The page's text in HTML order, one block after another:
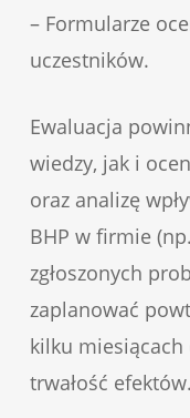
– Formularze
uczestników.
Ewaluacja
wiedzy, jak i
oraz analizę
BHP w firmie
zgłoszonych
zaplanować
kilku miesiącach
trwałość efektów.